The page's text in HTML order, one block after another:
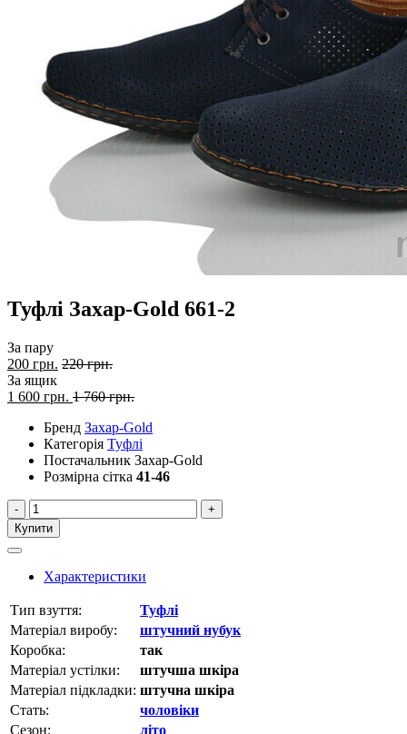
Туфлі Захар-Gold 661-2
За пару
200 грн. 220 грн.
За ящик
1 600 грн. 1 760 грн.
Бренд Захар-Gold
Категорія Туфлі
Постачальник Захар-Gold
Розмірна сітка 41-46
-
+
Купити
Характеристики
Тип взуття:
Туфлі
Матеріал виробу:
штучний нубук
Коробка:
так
Матеріал устілки:
штучша шкіра
Матеріал підкладки: штучна шкіра
Стать:
чоловіки
Сезон:
літо